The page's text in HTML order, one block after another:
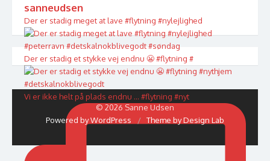
sanneudsen
Der er stadig meget at lave #flytning #nylejlighed
Der er stadig et stykke vej endnu 😬 #flytning #
Vi er ikke helt på plads endnu … #flytning #nyt
© 2026 Sanne Udsen
Powered by WordPress
/ Theme by Design Lab